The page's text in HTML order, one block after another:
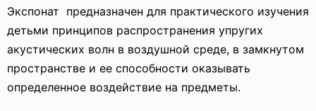
Экспонат предназначен для практического изучения
детьми принципов распространения упругих
акустических волн в воздушной среде, в замкнутом
пространстве и ее способности оказывать
определенное воздействие на предметы.